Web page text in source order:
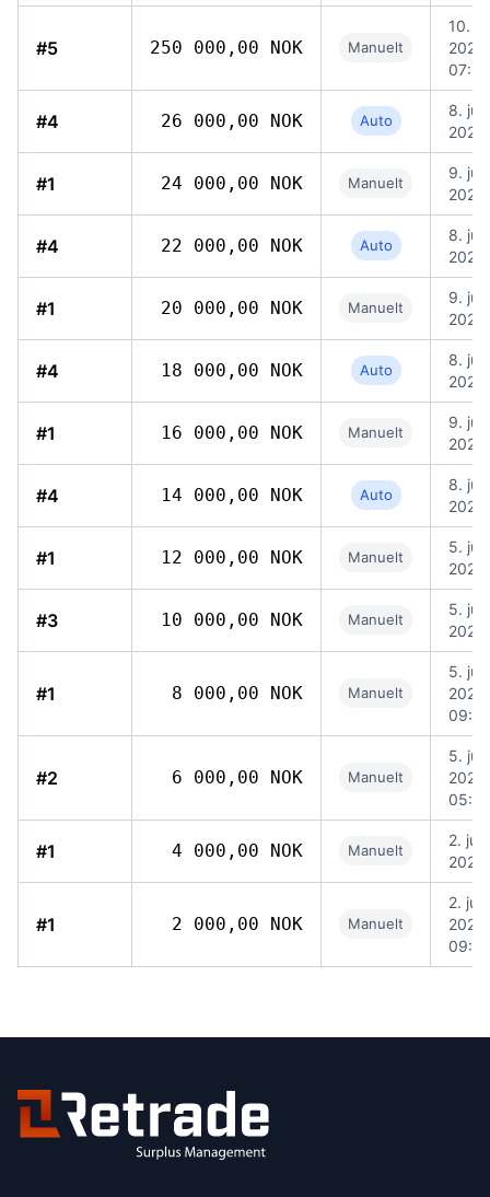
#5 250 000,00 NOK Manuelt
10.
2026,
07:53
#4 26 000,00 NOK Auto
8. juni
#1 24 000,00 NOK Manuelt
9. juni
#4 22 000,00 NOK Auto
8. juni
#1 20 000,00 NOK Manuelt
9. juni
#4 18 000,00 NOK Auto
8. juni
#1 16 000,00 NOK Manuelt
9. juni
#4 14 000,00 NOK Auto
8. juni
#1 12 000,00 NOK Manuelt
5. juni
#3 10 000,00 NOK Manuelt
5. juni
#1 8 000,00 NOK Manuelt
5. juni
2026,
09:26
#2 6 000,00 NOK Manuelt
5. juni
2026,
#1 4 000,00 NOK Manuelt
2. juni
#1 2 000,00 NOK Manuelt
2. juni
2026,